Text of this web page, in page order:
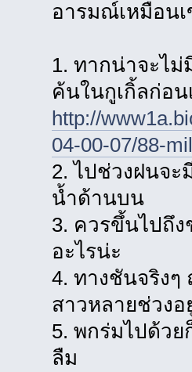
อารมณ์เหมือนเ
1. ทากน่าจะไม่
ค้นในกูเกิ้ลก่อน
http://
04-00-07/88-
2. ไปช่วงฝนจะ
น้ำด้านบน
3. ควรขึ้นไปถึง
อะไรน่ะ
4. ทางชันจริง
สาวหลายช่วงอ
5. พกร่มไปด้วย
ลืม